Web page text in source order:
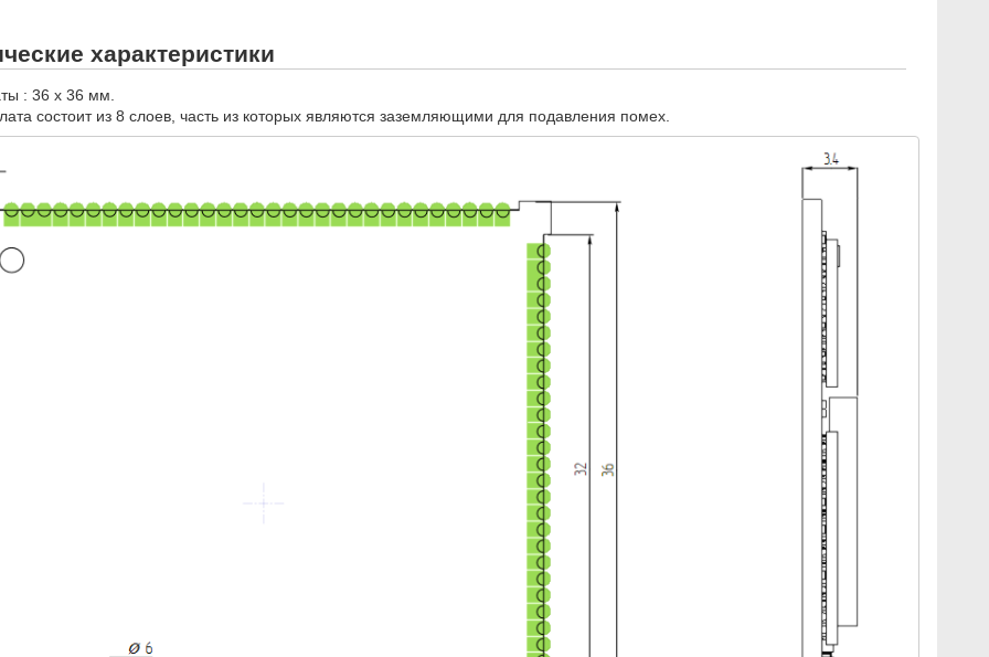
характеристики
: 36 х 36 мм.
состоит из 8 слоев, часть из которых являются заземляющими для подавления помех.